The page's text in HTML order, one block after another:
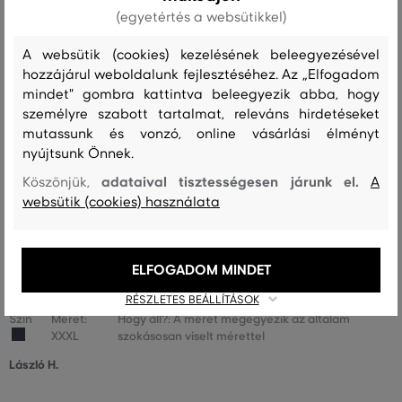
viselek
A méret egy kicsit kisebb, mint
amit viselek
1
A méret megegyezik az általam
szokásosan viselt mérettel
10
A méret egy kicsit nagyobb, mint
amit általában viselek
0
Szín
Méret:
XXXL
Hogy áll?: A méret megegyezik az általam
szokásosan viselt mérettel
László H.
(egyetértés a websütikkel)
A websütik (cookies) kezelésének beleegyezésével
hozzájárul weboldalunk fejlesztéséhez. Az „Elfogadom
mindet" gombra kattintva beleegyezik abba, hogy
személyre szabott tartalmat, releváns hirdetéseket
mutassunk és vonzó, online vásárlási élményt
nyújtsunk Önnek.
Köszönjük,adataival tisztességesen járunk el.A
websütik (cookies) használata
RÉSZLETES BEÁLLÍTÁSOK
ELFOGADOM MINDET